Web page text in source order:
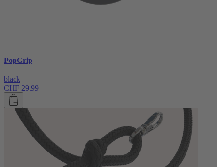
PopGrip
black
CHF 29.99